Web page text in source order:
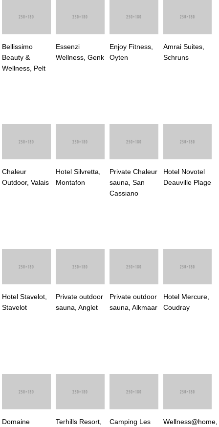
Bellissimo
Beauty &
Wellness, Pelt
Essenzi
Wellness, Genk
Enjoy Fitness,
Oyten
Amrai Suites,
Schruns
Chaleur
Outdoor, Valais
Hotel Silvretta,
Montafon
Private Chaleur
sauna, San
Cassiano
Hotel Novotel
Deauville Plage
Hotel Stavelot,
Stavelot
Private outdoor
sauna, Anglet
Private outdoor
sauna, Alkmaar
Hotel Mercure,
Coudray
Domaine
Terhills Resort,
Camping Les
Wellness@home,